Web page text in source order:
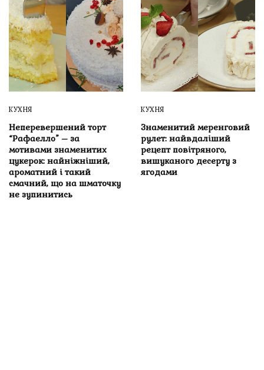
КУХНЯ
Неперевершений торт
“Рафаелло” – за
мотивами знаменитих
цукерок: найніжніший,
ароматний і такий
смачний, що на шматочку
не зупинитись
КУХНЯ
Знаменитий меренговий
рулет: найвдаліший
рецепт повітряного,
вишуканого десерту з
ягодами